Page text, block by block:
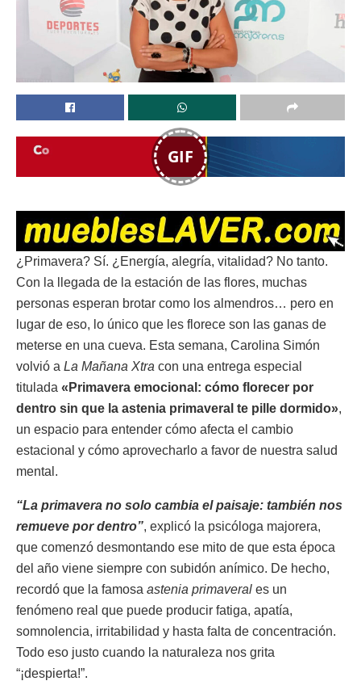
GIF
¿Primavera? Sí. ¿Energía, alegría, vitalidad? No tanto.
Con la llegada de la estación de las flores, muchas
personas esperan brotar como los almendros… pero en
lugar de eso, lo único que les florece son las ganas de
meterse en una cueva. Esta semana, Carolina Simón
volvió a La Mañana Xtra con una entrega especial
titulada «Primavera emocional: cómo florecer por
dentro sin que la astenia primaveral te pille dormido»,
un espacio para entender cómo afecta el cambio
estacional y cómo aprovecharlo a favor de nuestra salud
mental.
“La primavera no solo cambia el paisaje: también nos
remueve por dentro”, explicó la psicóloga majorera,
que comenzó desmontando ese mito de que esta época
del año viene siempre con subidón anímico. De hecho,
recordó que la famosa astenia primaveral es un
fenómeno real que puede producir fatiga, apatía,
somnolencia, irritabilidad y hasta falta de concentración.
Todo eso justo cuando la naturaleza nos grita
“¡despierta!”.